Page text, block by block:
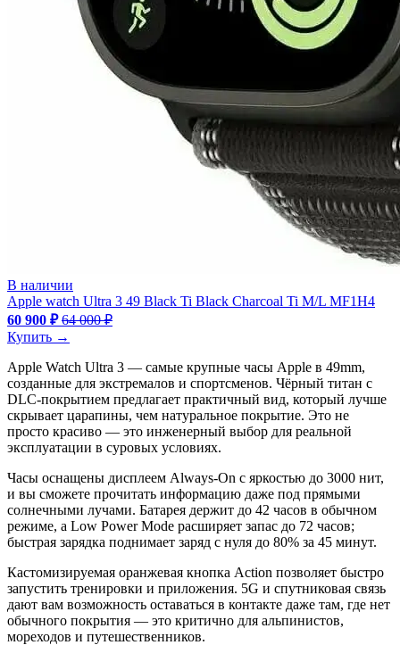
В наличии
Apple watch Ultra 3 49 Black Ti Black Charcoal Ti M/L MF1H4
60 900 ₽ 64 000 ₽
Купить →
Apple Watch Ultra 3 — самые крупные часы Apple в 49mm,
созданные для экстремалов и спортсменов. Чёрный титан с
DLC-покрытием предлагает практичный вид, который лучше
скрывает царапины, чем натуральное покрытие. Это не
просто красиво — это инженерный выбор для реальной
эксплуатации в суровых условиях.
Часы оснащены дисплеем Always-On с яркостью до 3000 нит,
и вы сможете прочитать информацию даже под прямыми
солнечными лучами. Батарея держит до 42 часов в обычном
режиме, а Low Power Mode расширяет запас до 72 часов;
быстрая зарядка поднимает заряд с нуля до 80% за 45 минут.
Кастомизируемая оранжевая кнопка Action позволяет быстро
запустить тренировки и приложения. 5G и спутниковая связь
дают вам возможность оставаться в контакте даже там, где нет
обычного покрытия — это критично для альпинистов,
мореходов и путешественников.